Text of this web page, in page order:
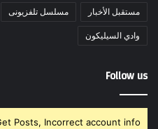
مستقبل الأخبار مسلسل تلفزيونى
وادي السيليكون
Follow us
Posts, Incorrect account info.